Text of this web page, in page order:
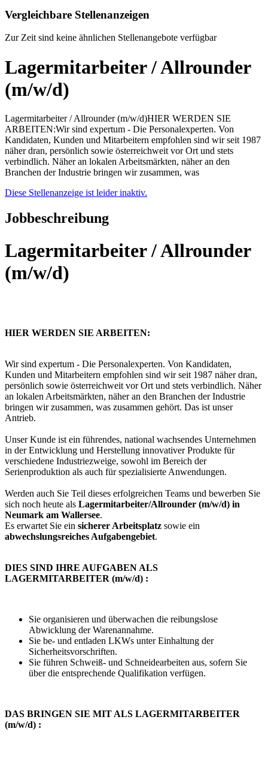
Vergleichbare Stellenanzeigen
Zur Zeit sind keine ähnlichen Stellenangebote verfügbar
Lagermitarbeiter / Allrounder
(m/w/d)
Lagermitarbeiter / Allrounder (m/w/d)HIER WERDEN SIE
ARBEITEN:Wir sind expertum - Die Personalexperten. Von
Kandidaten, Kunden und Mitarbeitern empfohlen sind wir seit 1987
näher dran, persönlich sowie österreichweit vor Ort und stets
verbindlich. Näher an lokalen Arbeitsmärkten, näher an den
Branchen der Industrie bringen wir zusammen, was
Diese Stellenanzeige ist leider inaktiv.
Jobbeschreibung
Lagermitarbeiter / Allrounder
(m/w/d)
HIER WERDEN SIE ARBEITEN:
Wir sind expertum - Die Personalexperten. Von Kandidaten,
Kunden und Mitarbeitern empfohlen sind wir seit 1987 näher dran,
persönlich sowie österreichweit vor Ort und stets verbindlich. Näher
an lokalen Arbeitsmärkten, näher an den Branchen der Industrie
bringen wir zusammen, was zusammen gehört. Das ist unser
Antrieb.
Unser Kunde ist ein führendes, national wachsendes Unternehmen
in der Entwicklung und Herstellung innovativer Produkte für
verschiedene Industriezweige, sowohl im Bereich der
Serienproduktion als auch für spezialisierte Anwendungen.
Werden auch Sie Teil dieses erfolgreichen Teams und bewerben Sie
sich noch heute als Lagermitarbeiter/Allrounder (m/w/d) in
Neumark am Wallersee.
Es erwartet Sie ein sicherer Arbeitsplatz sowie ein
abwechslungsreiches Aufgabengebiet.
DIES SIND IHRE AUFGABEN ALS
LAGERMITARBEITER (m/w/d) :
Sie organisieren und überwachen die reibungslose
Abwicklung der Warenannahme.
Sie be- und entladen LKWs unter Einhaltung der
Sicherheitsvorschriften.
Sie führen Schweiß- und Schneidearbeiten aus, sofern Sie
über die entsprechende Qualifikation verfügen.
DAS BRINGEN SIE MIT ALS LAGERMITARBEITER
(m/w/d) :